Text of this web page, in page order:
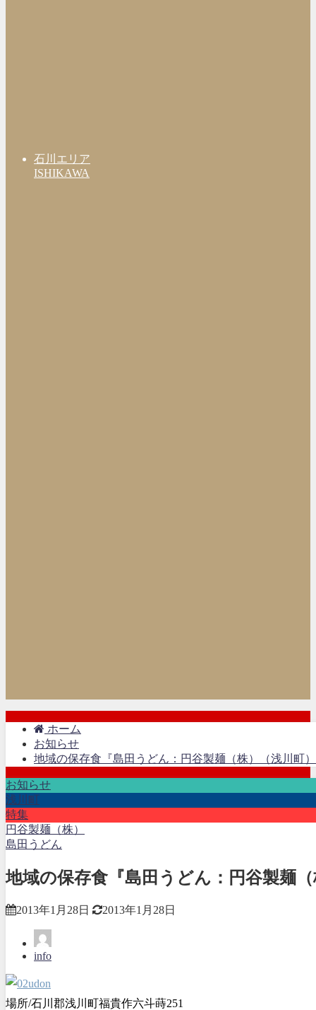
石川エリア
ISHIKAWA
ホーム
お知らせ
地域の保存食『島田うどん：円谷製麺（株）（浅川町
お知らせ
浅川町
特集
円谷製麺（株）
島田うどん
地域の保存食『島田うどん：円谷製麺
2013年1月28日 2013年1月28日
info
場所/石川郡浅川町福貴作六斗蒔251